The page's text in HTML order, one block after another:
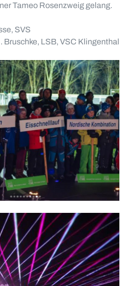
Tameo Rosenzweig gelang.
SVS
Bruschke, LSB, VSC Klingenthal